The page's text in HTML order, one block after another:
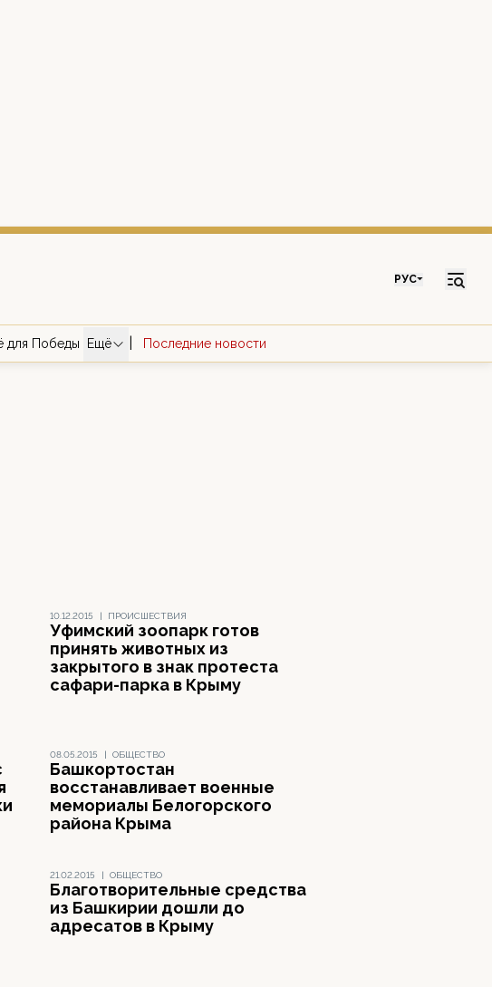
РУС
для Победы Ещё Последние новости
10.12.2015 | ПРОИСШЕСТВИЯ
Уфимский зоопарк готов
принять животных из
закрытого в знак протеста
сафари-парка в Крыму
08.05.2015 | ОБЩЕСТВО
Башкортостан
восстанавливает военные
мемориалы Белогорского
района Крыма
21.02.2015 | ОБЩЕСТВО
Благотворительные средства
из Башкирии дошли до
адресатов в Крыму